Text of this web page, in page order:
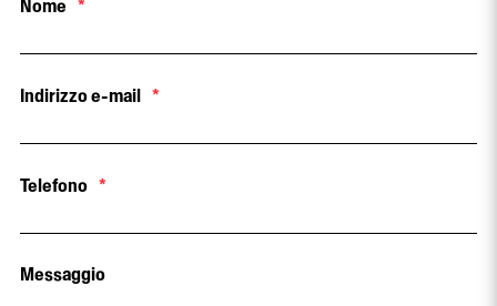
Nome *
Indirizzo e-mail *
Telefono *
Messaggio